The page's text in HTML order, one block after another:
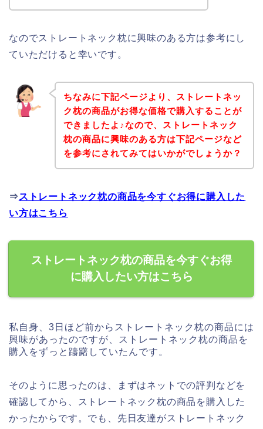
なのでストレートネック枕に興味のある方は参考にし
ていただけると幸いです。
ちなみに下記ページより、ストレートネッ
ク枕の商品がお得な価格で購入することが
できましたよ♪なので、ストレートネック
枕の商品に興味のある方は下記ページなど
を参考にされてみてはいかがでしょうか？
⇒ ストレートネック枕の商品を今すぐお得に購入した
い方はこちら
ストレートネック枕の商品を今すぐお得
に購入したい方はこちら
私自身、3日ほど前からストレートネック枕の商品には
興味があったのですが、ストレートネック枕の商品を
購入をずっと躊躇していたんです。
そのように思ったのは、まずはネットでの評判などを
確認してから、ストレートネック枕の商品を購入した
かったからです。でも、先日友達がストレートネック